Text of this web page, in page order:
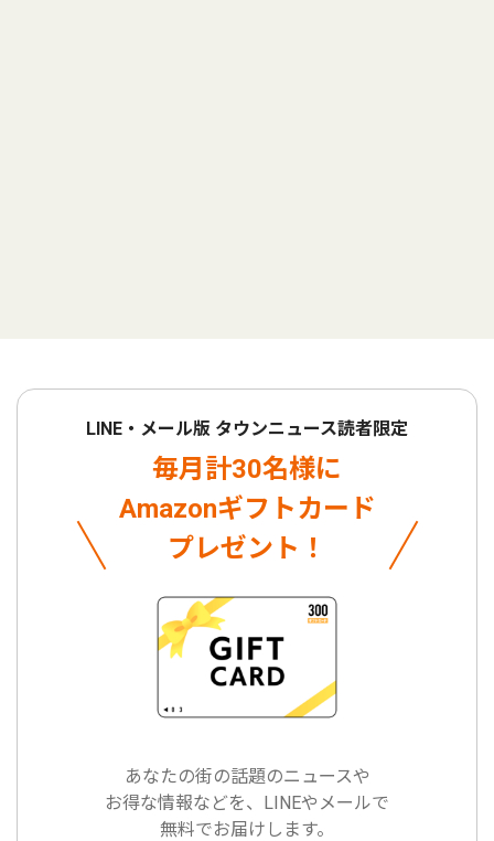
LINE・メール版 タウンニュース読者限定
毎月計30名様に
Amazonギフトカード
プレゼント！
あなたの街の話題のニュースや
お得な情報などを、LINEやメールで
無料でお届けします。